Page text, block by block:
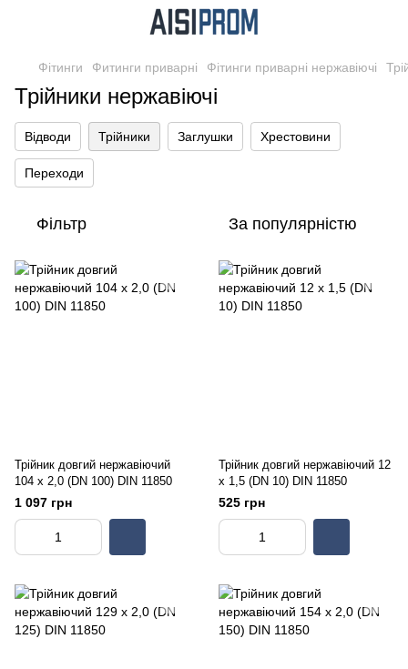
Фітинги Фитинги приварні Фітинги приварні нержавіючі
Трійники нержавіючі
Відводи Трійники Заглушки Хрестовини
Переходи
Фільтр За популярністю
Трійник довгий нержавіючий
104 х 2,0 (DN 100) DIN 11850
1 097 грн
Трійник довгий нержавіючий 12
х 1,5 (DN 10) DIN 11850
525 грн